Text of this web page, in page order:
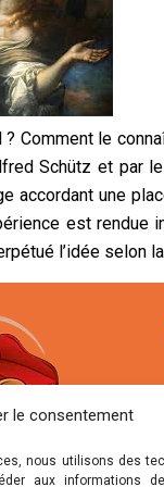
le consentement
nous utilisons des
aux informations
? Comment le
Schütz et par
accordant une
est rendue
l’idée selon